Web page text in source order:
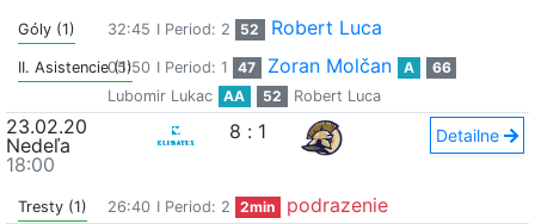
Góly (1) 32:45 I Period: 2 52 Robert Luca
II. Asistencie (1)
05:50 I Period: 1 47 Zoran Molčan A
66
Lubomir Lukac
AA 52 Robert Luca
23.02.20
Nedeľa
18:00
8 : 1 Detailne
Tresty (1) 26:40 I Period: 2 2min
podrazenie